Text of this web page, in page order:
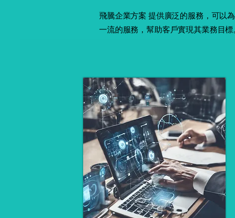
飛騰企業方案 提供廣泛的服務，可以
一流的服務，幫助客戶實現其業務目標。